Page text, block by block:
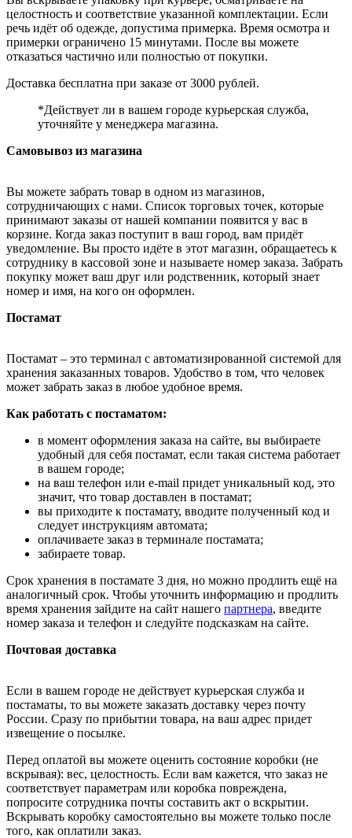
целостность и соответствие указанной комплектации. Если
речь идёт об одежде, допустима примерка. Время осмотра и
примерки ограничено 15 минутами. После вы можете
отказаться частично или полностью от покупки.
Доставка бесплатна при заказе от 3000 рублей.
*Действует ли в вашем городе курьерская служба,
уточняйте у менеджера магазина.
Самовывоз из магазина
Вы можете забрать товар в одном из магазинов,
сотрудничающих с нами. Список торговых точек, которые
принимают заказы от нашей компании появится у вас в
корзине. Когда заказ поступит в ваш город, вам придёт
уведомление. Вы просто идёте в этот магазин, обращаетесь к
сотруднику в кассовой зоне и называете номер заказа. Забрать
покупку может ваш друг или родственник, который знает
номер и имя, на кого он оформлен.
Постамат
Постамат – это терминал с автоматизированной системой для
хранения заказанных товаров. Удобство в том, что человек
может забрать заказ в любое удобное время.
Как работать с постаматом:
в момент оформления заказа на сайте, вы выбираете
удобный для себя постамат, если такая система работает
в вашем городе;
на ваш телефон или e-mail придет уникальный код, это
значит, что товар доставлен в постамат;
вы приходите к постамату, вводите полученный код и
следует инструкциям автомата;
оплачиваете заказ в терминале постамата;
забираете товар.
Срок хранения в постамате 3 дня, но можно продлить ещё на
аналогичный срок. Чтобы уточнить информацию и продлить
время хранения зайдите на сайт нашего партнера, введите
номер заказа и телефон и следуйте подсказкам на сайте.
Почтовая доставка
Если в вашем городе не действует курьерская служба и
постаматы, то вы можете заказать доставку через почту
России. Сразу по прибытии товара, на ваш адрес придет
извещение о посылке.
Перед оплатой вы можете оценить состояние коробки (не
вскрывая): вес, целостность. Если вам кажется, что заказ не
соответствует параметрам или коробка повреждена,
попросите сотрудника почты составить акт о вскрытии.
Вскрывать коробку самостоятельно вы можете только после
того, как оплатили заказ.